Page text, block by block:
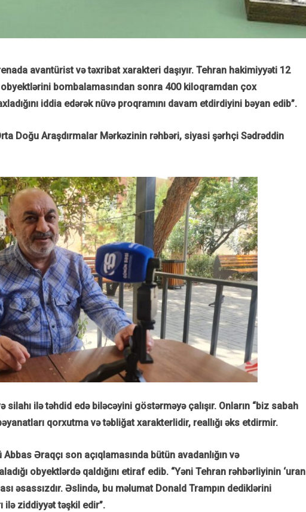
avantürist və təxribat xarakteri daşıyır. Tehran hakimiyyəti 12
obyektlərini bombalamasından sonra 400 kiloqramdan çox
iddia edərək nüvə proqramını davam etdirdiyini bəyan edib”.
Doğu Araşdırmalar Mərkəzinin rəhbəri, siyasi şərhçi Sədrəddin
silahı ilə təhdid edə biləcəyini göstərməyə çalışır. Onların “biz sabah
qorxutma və təbliğat xarakterlidir, reallığı əks etdirmir.
Əraqçı son açıqlamasında bütün avadanlığın və
obyektlərdə qaldığını etiraf edib. “Yəni Tehran rəhbərliyinin ‘uran
əsassızdır. Əslində, bu məlumat Donald Trampın dediklərini
ilə ziddiyyət təşkil edir”.